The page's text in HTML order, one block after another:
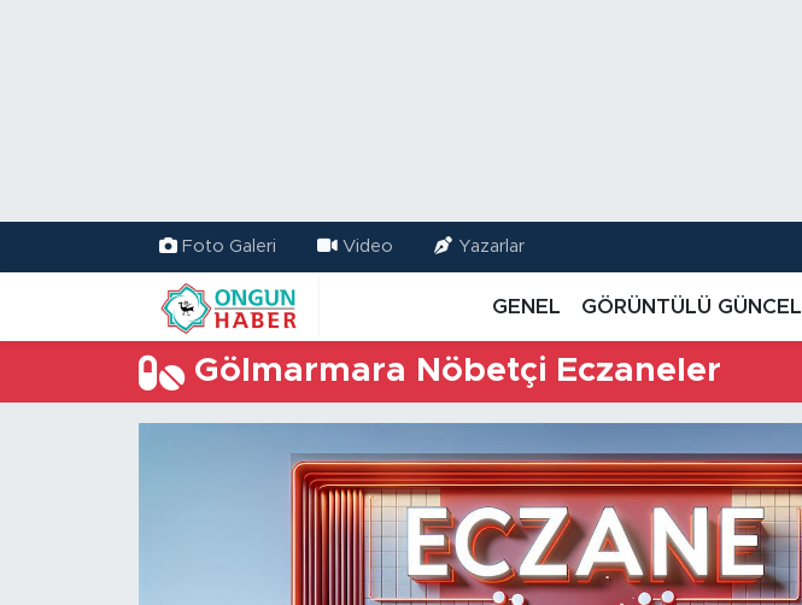
Foto Galeri Video Yazarlar
GENEL GÖRÜNTÜLÜ GÜNCEL
Gölmarmara Nöbetçi Eczaneler
Trafik Durumu
TFF 2.Lig Kırmızı Grup Puan Durumu ve Fikstür
Tüm Manşetler